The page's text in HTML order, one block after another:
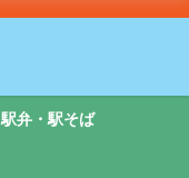
駅弁・駅そば